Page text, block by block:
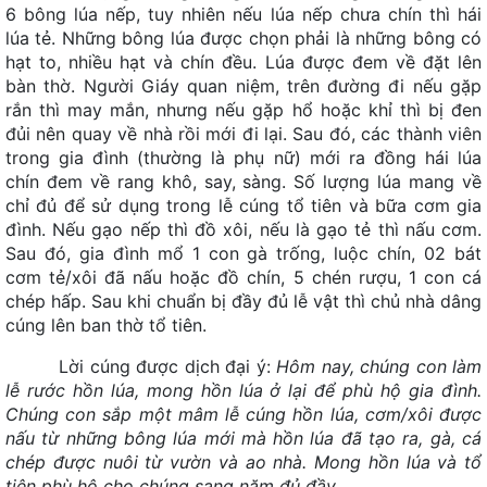
6 bông lúa nếp, tuy nhiên nếu lúa nếp chưa chín thì hái
lúa tẻ. Những bông lúa được chọn phải là những bông có
hạt to, nhiều hạt và chín đều. Lúa được đem về đặt lên
bàn thờ. Người Giáy quan niệm, trên đường đi nếu gặp
rắn thì may mắn, nhưng nếu gặp hổ hoặc khỉ thì bị đen
đủi nên quay về nhà rồi mới đi lại. Sau đó, các thành viên
trong gia đình (thường là phụ nữ) mới ra đồng hái lúa
chín đem về rang khô, say, sàng. Số lượng lúa mang về
chỉ đủ để sử dụng trong lễ cúng tổ tiên và bữa cơm gia
đình. Nếu gạo nếp thì đồ xôi, nếu là gạo tẻ thì nấu cơm.
Sau đó, gia đình mổ 1 con gà trống, luộc chín, 02 bát
cơm tẻ/xôi đã nấu hoặc đồ chín, 5 chén rượu, 1 con cá
chép hấp. Sau khi chuẩn bị đầy đủ lễ vật thì chủ nhà dâng
cúng lên ban thờ tổ tiên.
Lời cúng được dịch đại ý:Hôm nay, chúng con làm
lễ rước hồn lúa, mong hồn lúa ở lại để phù hộ gia đình.
Chúng con sắp một mâm lễ cúng hồn lúa, cơm/xôi được
nấu từ những bông lúa mới mà hồn lúa đã tạo ra, gà, cá
chép được nuôi từ vườn và ao nhà. Mong hồn lúa và tổ
Đoàn công tác Sở Văn hoá, Thể thao và Du lịch tỉnh Tuyên
Quang tham dự hoạt động nghiên cứu, trao...
Sở Văn hoá, Thể thao và Du lịch tỉnh Tuyên Quang tăng
cường siết chặt quản lý tour trải nghiệm xe...
Lễ hội Khèn Mông Đồng Văn năm 2026 - Điểm hẹn văn hoa
và du lịch
Đồng Văn - ra mắt Mô hình sản xuất và ký kết bao tiêu sản
phẩm từ cây Lanh
Lễ hội Chợ tình Khâu Vai năm 2026
Chợ đêm Quản Bạ - Điểm hẹn mới dành cho du khách
Lũng Cú tổ chức Lễ cúng thần Rừng tại thôn Ma Lé
Quyết định phê duyệt Bộ nhận diện thương hiệu dùng chung
cho sản phẩm Mật ong Bạc hà chất lượng cao...
Thông báo về việc điều chỉnh mức thu phí dịch vụ đi thuyền
tham quan hồ thuỷ điện Nho Quế 1
Mèo Vạc sôi động với Giải chạy Siêu đường mòn “Chạy trên